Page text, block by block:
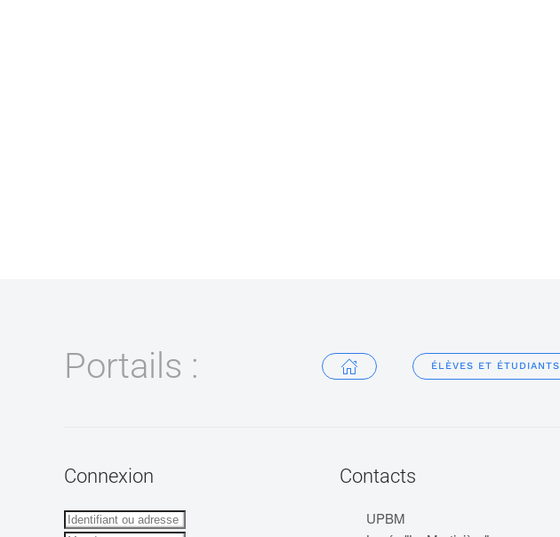
Portails : ÉLÈVES ET ÉTUDIANTS
Connexion Contacts
UPBM